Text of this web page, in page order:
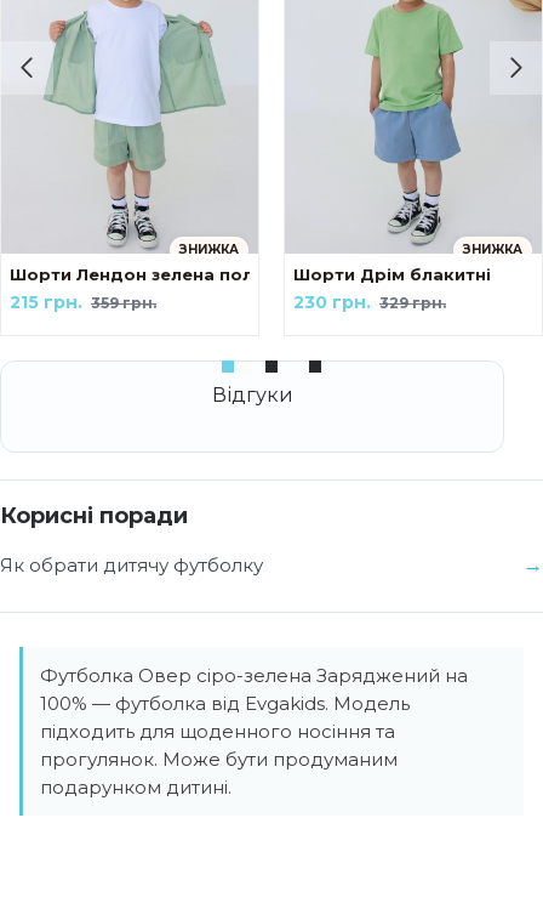
tattoo style The козак
ЗНИЖКА
Шорти Лендон зелена полинь
359 грн.
215 грн.
ЗНИЖКА
Шорти Дрім блакитні
329 грн.
230 грн.
Корисні поради
Як обрати дитячу футболку
Футболка Овер сіро-зелена Заряджений на
100% — футболка від Evgakids. Модель
підходить для щоденного носіння та
прогулянок. Може бути продуманим
подарунком дитині.